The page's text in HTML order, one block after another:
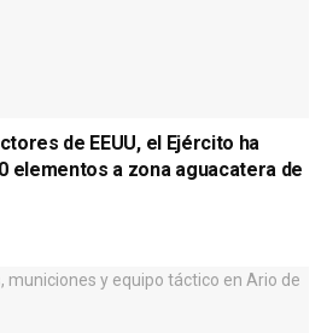
de EEUU, el Ejército ha
elementos a zona aguacatera de